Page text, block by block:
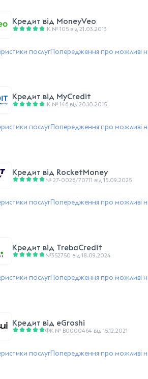
Кредит від MoneyVeo
ІК № 105 від 21.03.2013
послугПопередження про можливі
Кредит від MyCredit
ІК № 146 від 20.10.2015
послугПопередження про можливі
Кредит від RocketMoney
№ 27-0026/70711 від 15.09.2025
послугПопередження про можливі
Кредит від TrebaCredit
№352750 від 18.09.2024
послугПопередження про можливі
Кредит від eGroshi
ФК № В0000464 від 15.12.2021
послугПопередження про можливі